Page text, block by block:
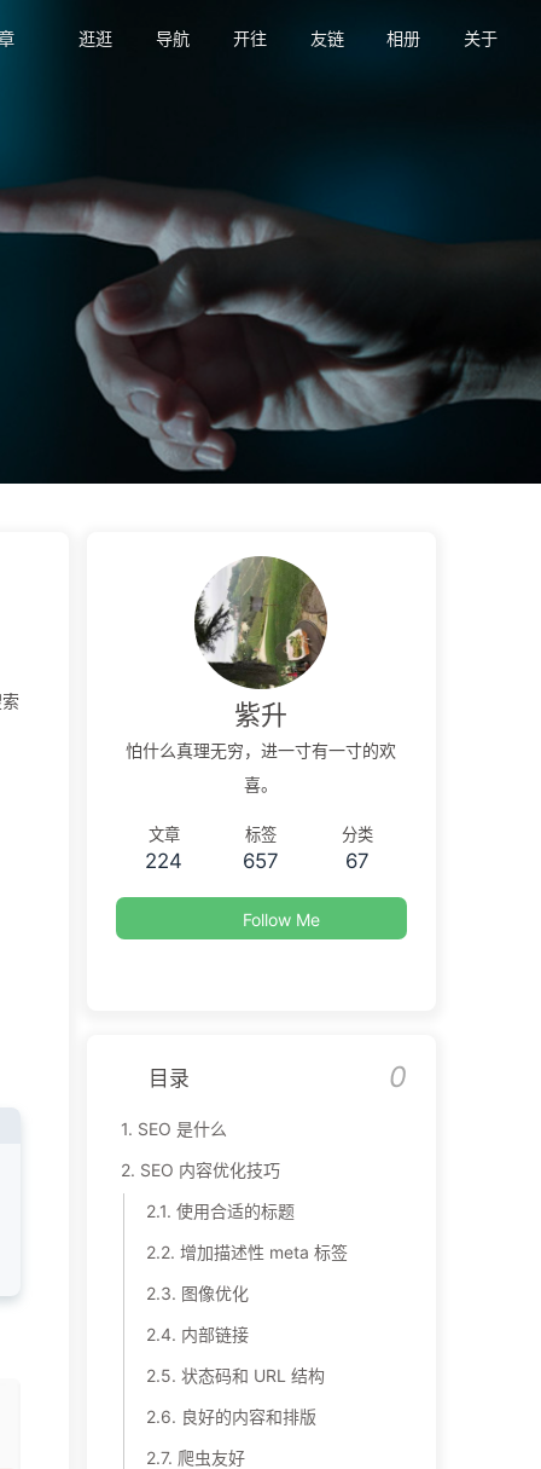
逛逛 导航 开往 友链 相册 关于
紫升
怕什么真理无穷，进一寸有一寸的欢
喜。
文章
224
标签
657
分类
67
Follow Me
目录 0
1. SEO 是什么
2. SEO 内容优化技巧
2.1. 使用合适的标题
2.2. 增加描述性 meta 标签
2.3. 图像优化
2.4. 内部链接
2.5. 状态码和 URL 结构
2.6. 良好的内容和排版
2.7. 爬虫友好